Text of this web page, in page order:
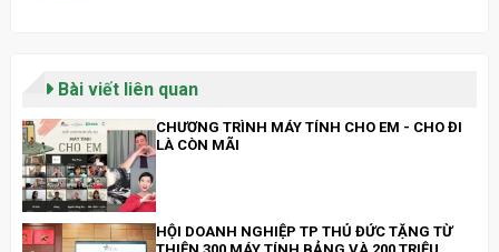
Bài viết liên quan
CHƯƠNG TRÌNH MÁY TÍNH CHO EM - CHO ĐI
LÀ CÒN MÃI
HỘI DOANH NGHIỆP TP THỦ ĐỨC TẶNG TỪ